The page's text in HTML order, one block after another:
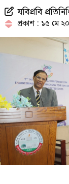
যবিপ্রবি
প্রকাশ : ১৫ মে